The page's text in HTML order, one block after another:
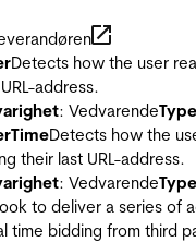
Detects how the user
address.
: VedvarendeType
Detects how the
their last URL-address.
: VedvarendeType
to deliver a series of
time bidding from third